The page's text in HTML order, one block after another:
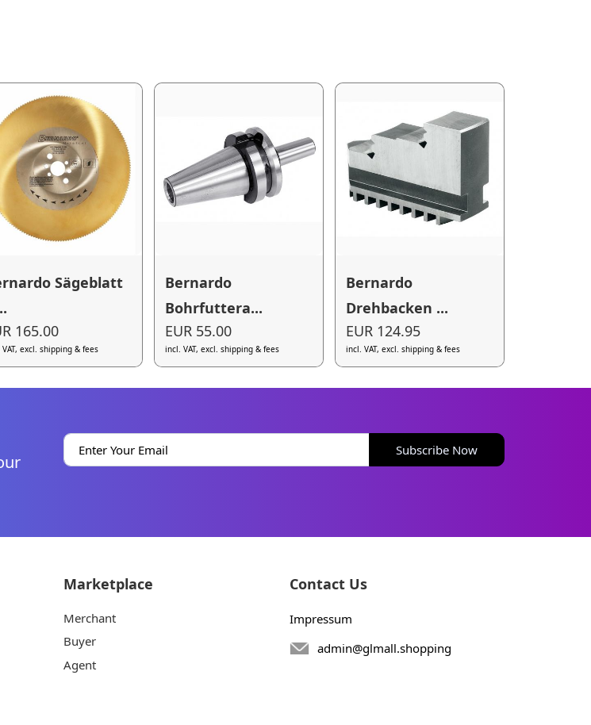
Sägeblatt
165.00
excl. shipping & fees
Bernardo
Bohrfuttera...
EUR 55.00
incl. VAT, excl. shipping & fees
Bernardo
Drehbacken ...
EUR 124.95
incl. VAT, excl. shipping & fees
Subscribe Now
Marketplace
Merchant
Buyer
Agent
Contact Us
Impressum
admin@glmall.shopping